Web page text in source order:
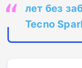
лет без
Tecno